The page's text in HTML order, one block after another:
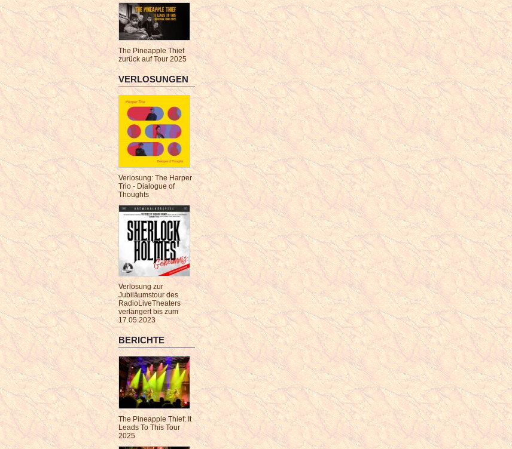
The Pineapple Thief
zurück auf Tour 2025
VERLOSUNGEN
Verlosung: The Harper
Trio - Dialogue of
Thoughts
Verlosung zur
Jubiläumstour des
RadioLiveTheaters
verlängert bis zum
17.05.2023
BERICHTE
The Pineapple Thief: It
Leads To This Tour
2025